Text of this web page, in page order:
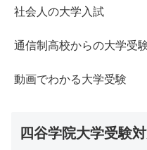
社会人の大学入試
通信制高校からの大学受
動画でわかる大学受験
四谷学院大学受験